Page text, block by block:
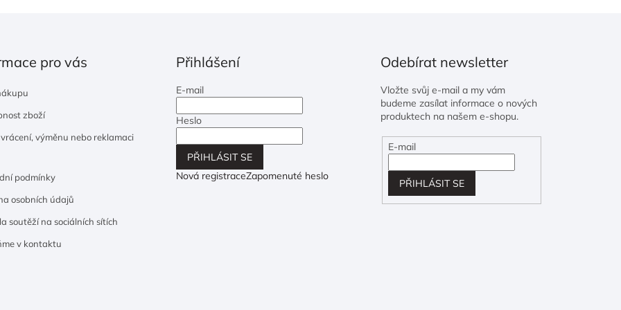
pro vás
zboží
vrácení, výměnu nebo reklamaci
podmínky
osobních údajů
soutěží na sociálních sítích
v kontaktu
Přihlášení
E-mail
Heslo
PŘIHLÁSIT SE
Nová registraceZapomenuté heslo
Odebírat newsletter
Vložte svůj e-mail a my vám
budeme zasílat informace o nových
produktech na našem e-shopu.
E-mail
PŘIHLÁSIT SE